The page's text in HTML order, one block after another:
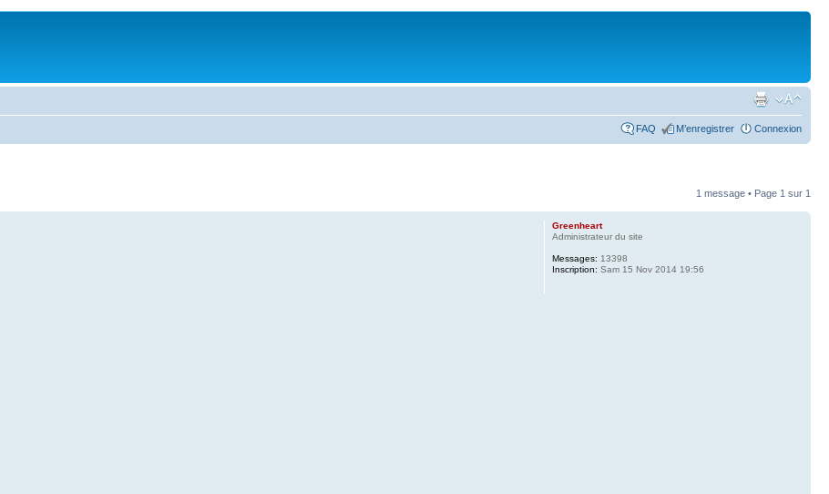
FAQ M’enregistrer Connexion
1 message • Page 1 sur 1
Greenheart
Administrateur du site
Messages: 13398
Inscription: Sam 15 Nov 2014 19:56